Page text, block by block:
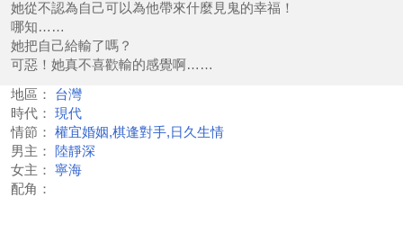
她從不認為自己可以為他帶來什麼見鬼的幸福！
哪知……
她把自己給輸了嗎？
可惡！她真不喜歡輸的感覺啊……
地區：
台灣
時代：
現代
情節：
權宜婚姻,棋逢對手,日久生情
男主：
陸靜深
女主：
寧海
配角：